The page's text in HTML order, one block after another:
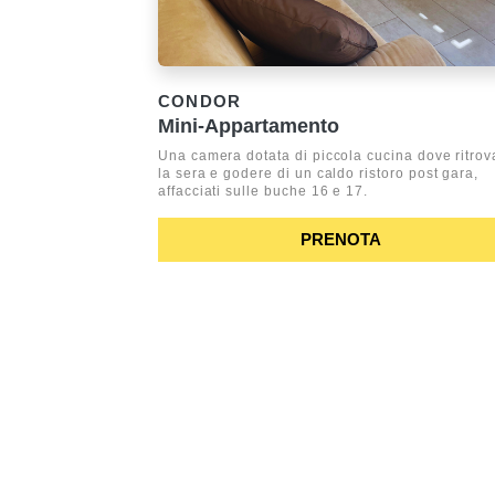
CONDOR
Mini-Appartamento
Una camera dotata di piccola cucina dove
la sera e godere di un caldo ristoro post gara,
affacciati sulle buche 16 e 17.
PRENOTA